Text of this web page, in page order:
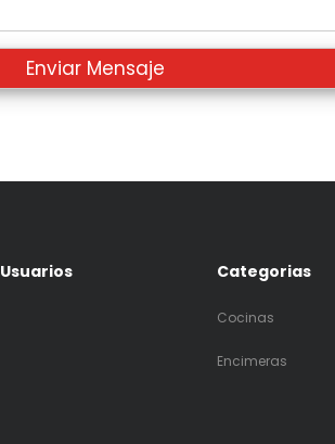
Usuarios Categorias
Cocinas
Encimeras